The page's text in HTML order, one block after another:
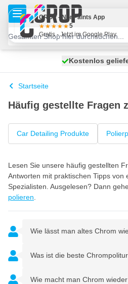
Zum Inhalt springen
Kostenlos
100 Tage
Startseite
Häufig gestellte Fragen
Car Detailing Produkte
Lesen Sie unsere häufig gestellten
Antworten mit praktischen Tipps von
Spezialisten. Ausgelesen? Dann
polieren
Wie lässt man altes Chrom
Was ist die beste
Wie macht man Chrom
CROP - NonPaints App
5
Gratis - Jetzt im Google Play